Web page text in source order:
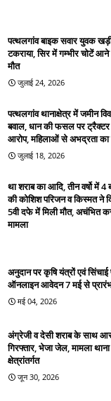
पत्थलगांव बाइक सवार युवक
टकराया, सिर में गम्भीर चोटें
मौत
जुलाई 24, 2026
पत्थलगांव थानाक्षेत्र में जमीन
बवाल, धान की फसल पर
आरोप, महिलाओं से अभद्रता का
जुलाई 18, 2026
था शराब का आदि, तीन वर्षो में 4
की कोशिश परिजन व किस्मत ने
5वी दफे में मिली मौत, अचंभित
मामला
अनुदान पर कृषि यंत्रों एवं सिंचाई
ऑनलाइन आवेदन 7 मई से
मई 04, 2026
अंग्रेजी व देसी शराब के साथ
गिरफ्तार, भेजा जेल, मामला
क्षेत्रांतर्गत
जून 30, 2026